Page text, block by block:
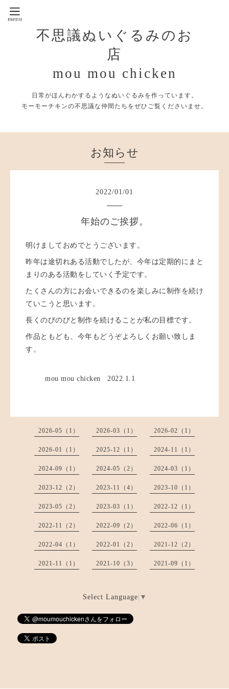
不思議ぬいぐるみのお
店
mou mou chicken
日常がほんわかするようなぬいぐるみを作っています。
モーモーチキンの不思議な仲間たちをぜひご覧くださいませ。
お知らせ
2022/01/01
年始のご挨拶。
明けましておめでとうございます。
昨年は途切れある活動でしたが、今年は定期的にまと
まりのある活動をしていく予定です。
たくさんの方にお会いできるのを楽しみに制作を続け
ていこうと思います。
長くのびのびと制作を続けることが私の目標です。
作品ともども、今年もどうぞよろしくお願い致しま
す。
mou mou chicken 2022.1.1
2026-05（1） 2026-03（1） 2026-02（1）
2026-01（1） 2025-12（1） 2024-11（1）
2024-09（1） 2024-05（2） 2024-03（1）
2023-12（2） 2023-11（4） 2023-10（1）
2023-05（2） 2023-03（1） 2022-12（1）
2022-11（2） 2022-09（2） 2022-06（1）
2022-04（1） 2022-01（2） 2021-12（2）
2021-11（1） 2021-10（3） 2021-09（1）
Select Language ▼